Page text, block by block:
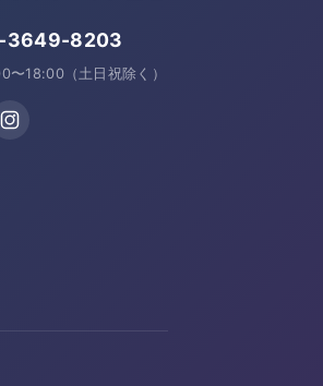
3649-8203
〜18:00（土日祝除く）